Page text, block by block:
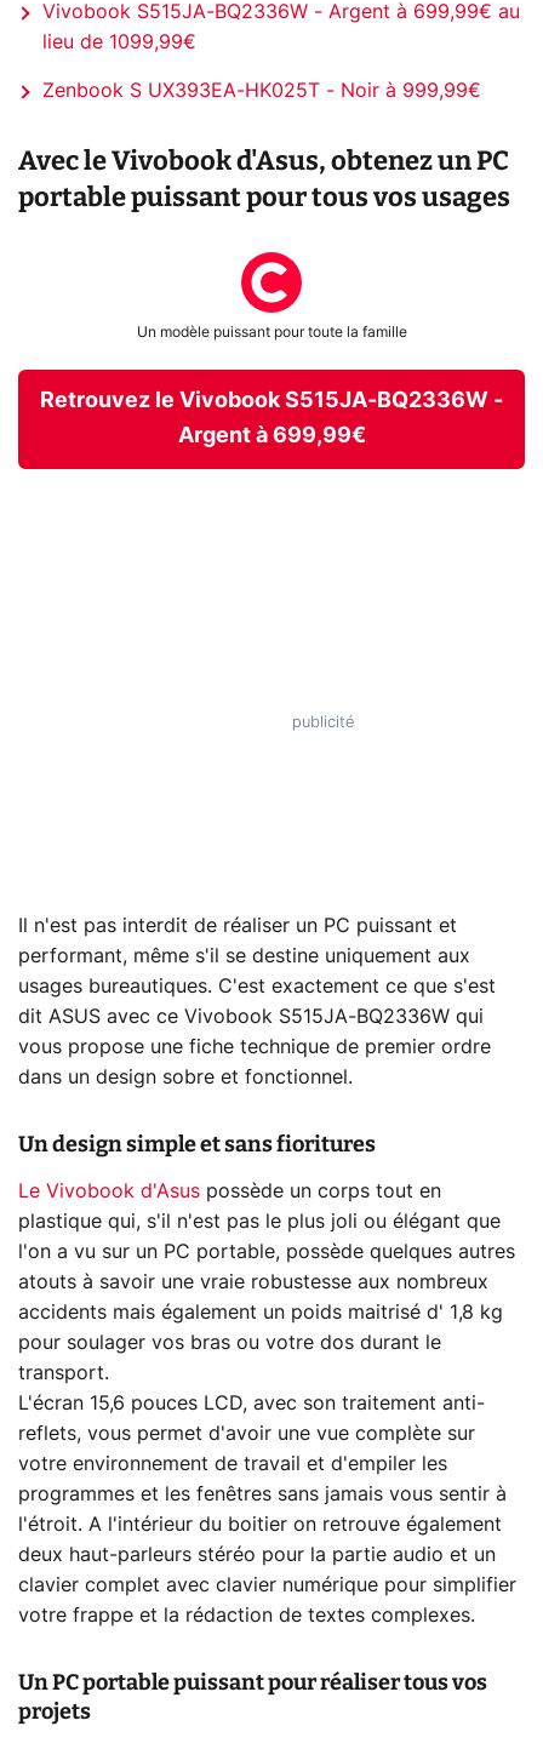
Vivobook S515JA-BQ2336W - Argent à 699,99€ au
lieu de 1099,99€
Zenbook S UX393EA-HK025T - Noir à 999,99€
Avec le Vivobook d'Asus, obtenez un PC
portable puissant pour tous vos usages
Un modèle puissant pour toute la famille
Retrouvez le Vivobook S515JA-BQ2336W -
Argent à 699,99€
Il n'est pas interdit de réaliser un PC puissant et
performant, même s'il se destine uniquement aux
usages bureautiques. C'est exactement ce que s'est
dit ASUS avec ce Vivobook S515JA-BQ2336W qui
vous propose une fiche technique de premier ordre
dans un design sobre et fonctionnel.
Un design simple et sans fioritures
Le Vivobook d'Asus possède un corps tout en
plastique qui, s'il n'est pas le plus joli ou élégant que
l'on a vu sur un PC portable, possède quelques autres
atouts à savoir une vraie robustesse aux nombreux
accidents mais également un poids maitrisé d' 1,8 kg
pour soulager vos bras ou votre dos durant le
transport.
L'écran 15,6 pouces LCD, avec son traitement anti-
reflets, vous permet d'avoir une vue complète sur
votre environnement de travail et d'empiler les
programmes et les fenêtres sans jamais vous sentir à
l'étroit. A l'intérieur du boitier on retrouve également
deux haut-parleurs stéréo pour la partie audio et un
clavier complet avec clavier numérique pour simplifier
votre frappe et la rédaction de textes complexes.
Un PC portable puissant pour réaliser tous vos
projets